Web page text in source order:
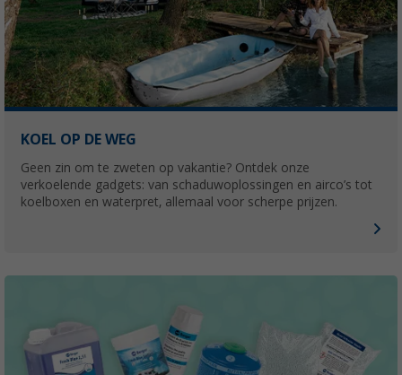
KOEL OP DE WEG
Geen zin om te zweten op vakantie? Ontdek onze
verkoelende gadgets: van schaduwoplossingen en airco’s tot
koelboxen en waterpret, allemaal voor scherpe prijzen.